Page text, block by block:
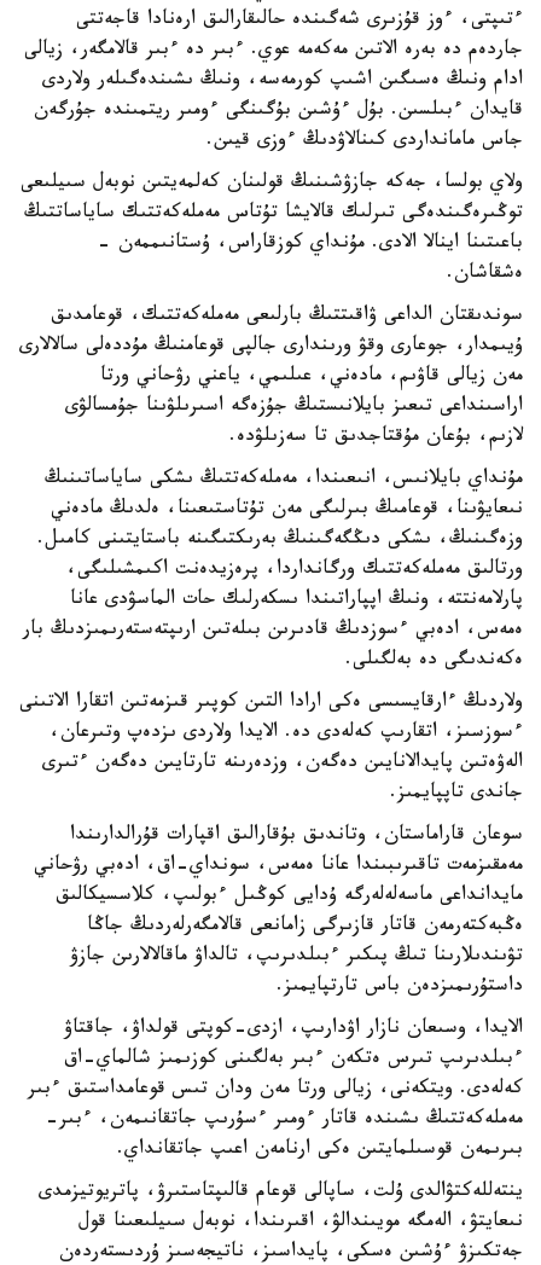
ءتىپتى، ءوز قۇزىرى شەگىندە حالىقارالىق ارەنادا قاجەتتى
جاردەم دە بەرە الاتىن مەكەمە عوي. ءبىر دە ءبىر قالامگەر، زيالى
ادام ونىڭ ەسىگىن اشىپ كورمەسە، ونىڭ ىشىندەگىلەر ولاردى
قايدان ءبىلسىن. بۇل ءۇشىن بۇگىنگى ءومىر ريتمىندە جۇرگەن
جاس مامانداردى كىنالاۋدىڭ ءوزى قيىن.
ولاي بولسا، جەكە جازۋشىنىڭ قولىنان كەلمەيتىن نوبەل سىيلىعى
توڭىرەگىندەگى تىرلىك قالايشا تۇتاس مەملەكەتتىك ساياساتتىڭ
باعىتىنا اينالا الادى. مۇنداي كوزقاراس، ۇستانىممەن -
ەشقاشان.
سوندىقتان الداعى ۋاقىتتىڭ بارلىعى مەملەكەتتىك، قوعامدىق
ۇيىمدار، جوعارى وقۋ ورىندارى جالپى قوعامنىڭ مۇددەلى سالالارى
مەن زيالى قاۋىم، مادەني، عىلىمي، ياعني رۋحاني ورتا
اراسىنداعى تىعىز بايلانىستىڭ جۇزەگە اسىرىلۋىنا جۇمسالۋى
لازىم، بۇعان مۇقتاجدىق تا سەزىلۋدە.
مۇنداي بايلانىس، انىعىندا، مەملەكەتتىڭ ىشكى ساياساتىنىڭ
نىعايۋىنا، قوعامىڭ بىرلىگى مەن تۇتاستىعىنا، ەلدىڭ مادەني
وزەگىنىڭ، ىشكى دىڭگەگىنىڭ بەرىكتىگىنە باستايتىنى كامىل.
ورتالىق مەملەكەتتىك ورگانداردا، پرەزيدەنت اكىمشىلىگى،
پارلامەنتتە، ونىڭ اپپاراتىندا ىسكەرلىك حات الماسۋدى عانا
ەمەس، ادەبي ءسوزدىڭ قادىرىن بىلەتىن ارىپتەستەرىمىزدىڭ بار
ەكەندىگى دە بەلگىلى.
ولاردىڭ ءارقايسىسى ەكى ارادا التىن كوپىر قىزمەتىن اتقارا الاتىنى
ءسوزسىز، اتقارىپ كەلەدى دە. الايدا ولاردى ىزدەپ وتىرعان،
الەۋەتىن پايدالانايىن دەگەن، وزدەرىنە تارتايىن دەگەن ءتىرى
جاندى تاپپايمىز.
سوعان قاراماستان، وتاندىق بۇقارالىق اقپارات قۇرالدارىندا
مەمقىزمەت تاقىرىبىندا عانا ەمەس، سونداي-اق، ادەبي رۋحاني
مايدانداعى ماسەلەلەرگە ۇدايى كوڭىل ءبولىپ، كلاسسيكالىق
ەڭبەكتەرمەن قاتار قازىرگى زامانعى قالامگەرلەردىڭ جاڭا
تۋىندىلارىنا تىڭ پىكىر ءبىلدىرىپ، تالداۋ ماقالالارىن جازۋ
داستۇرىمىزدەن باس تارتپايمىز.
الايدا، وسىعان نازار اۋدارىپ، ازدى-كوپتى قولداۋ، جاقتاۋ
ءبىلدىرىپ تىرس ەتكەن ءبىر بەلگىنى كوزىمىز شالماي-اق
كەلەدى. ويتكەنى، زيالى ورتا مەن ودان تىس قوعامداستىق ءبىر
مەملەكەتتىڭ ىشىندە قاتار ءومىر ءسۇرىپ جاتقانىمەن، ءبىر-
بىرىمەن قوسىلمايتىن ەكى ارنامەن اعىپ جاتقانداي.
ينتەللەكتۋالدى ۇلت، ساپالى قوعام قالىپتاستىرۋ، پاتريوتيزمدى
نىعايتۋ، الەمگە مويىندالۋ، اقىرىندا، نوبەل سىيلىعىنا قول
جەتكىزۋ ءۇشىن ەسكى، پايداسىز، ناتيجەسىز ۇردىستەردەن